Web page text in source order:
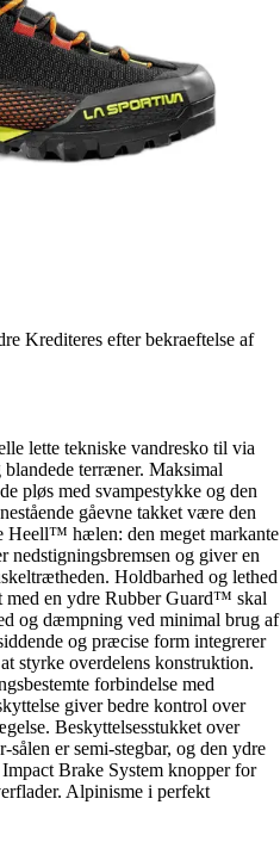
Krediteres efter bekraeftelse af
lette tekniske vandresko til via
terræner. Maksimal
pløs med svampestykke og den
gåevne takket være den
Heell™ hælen: den meget markante
og giver en
Holdbarhed og lethed
med en ydre Rubber Guard™ skal
og dæmpning ved minimal brug af
og præcise form integrerer
styrke overdelens konstruktion.
forbindelse med
giver bedre kontrol over
Beskyttelsesstukket over
er semi-stegbar, og den ydre
Brake System knopper for
Alpinisme i perfekt